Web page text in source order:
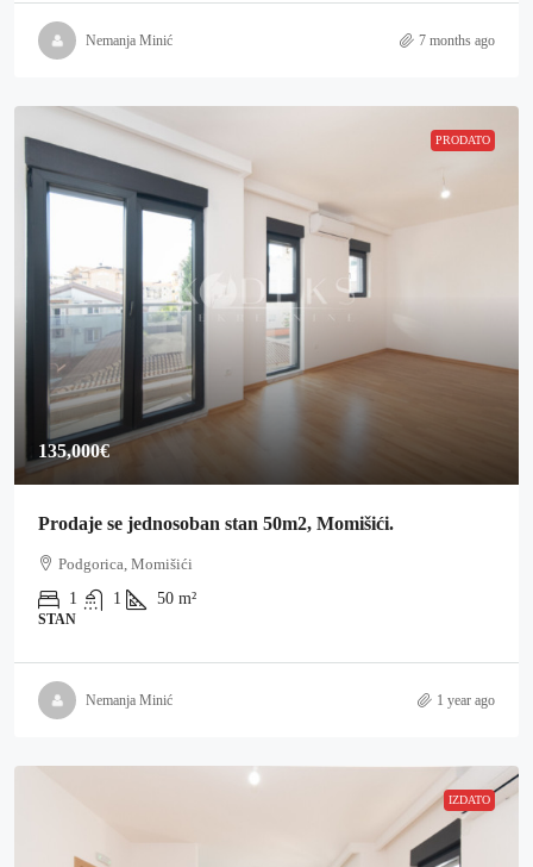
Nemanja Minić 7 months ago
PRODATO
135,000€
Prodaje se jednosoban stan 50m2, Momišići.
Podgorica, Momišići
1
1 50 m²
STAN
Nemanja Minić 1 year ago
IZDATO